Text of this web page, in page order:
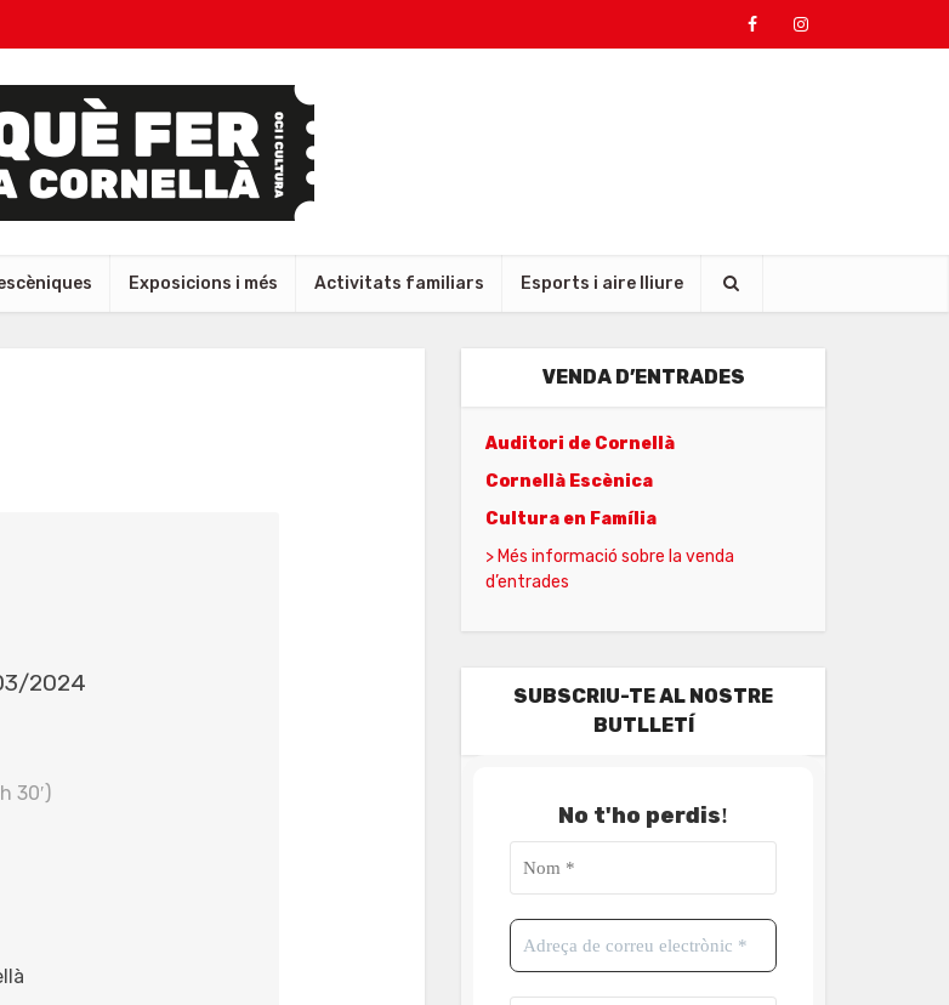
Exposicions i més Activitats familiars Esports i aire lliure
2024
30′)
VENDA D’ENTRADES
Auditori de Cornellà
Cornellà Escènica
Cultura en Família
> Més informació sobre la venda
d’entrades
SUBSCRIU-TE AL NOSTRE
BUTLLETÍ
No t'ho perdis!